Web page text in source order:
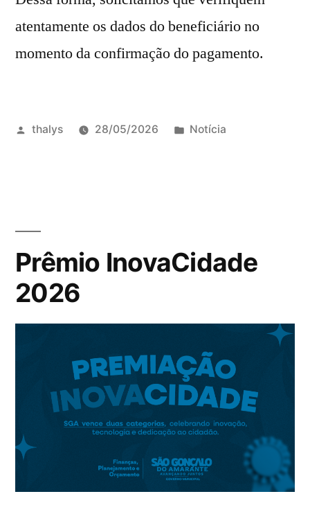
atentamente os dados do beneficiário no
momento da confirmação do pagamento.
thalys 28/05/2026 Notícia
Prêmio InovaCidade
2026